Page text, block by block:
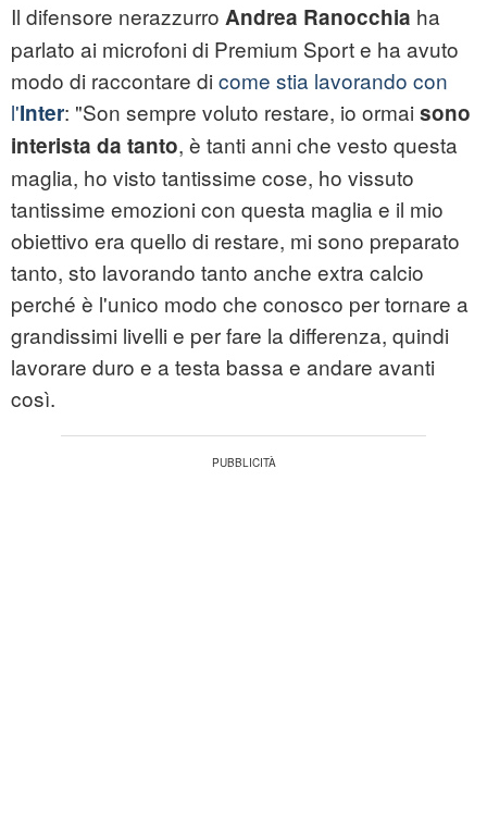
Il difensore nerazzurro Andrea Ranocchia ha
parlato ai microfoni di Premium Sport e ha avuto
modo di raccontare di come stia lavorando con
l'Inter: "Son sempre voluto restare, io ormai sono
interista da tanto, è tanti anni che vesto questa
maglia, ho visto tantissime cose, ho vissuto
tantissime emozioni con questa maglia e il mio
obiettivo era quello di restare, mi sono preparato
tanto, sto lavorando tanto anche extra calcio
perché è l'unico modo che conosco per tornare a
grandissimi livelli e per fare la differenza, quindi
lavorare duro e a testa bassa e andare avanti
così.